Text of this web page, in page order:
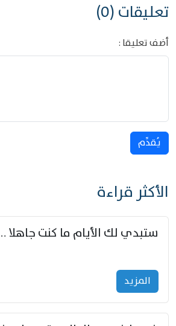
تعليقات (0)
أضف تعليقا :
يُقدِّم
الأكثر قراءة
المزید